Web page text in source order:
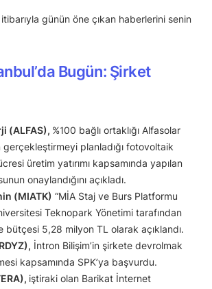
günün öne çıkan haberlerini senin
Bugün: Şirket
(ALFAS), %100 bağlı ortaklığı Alfasolar
gerçekleştirmeyi planladığı fotovoltaik
üretim yatırımı kapsamında yapılan
onaylandığını açıkladı.
(MIATK) “MİA Staj ve Burs Platformu
Teknopark Yönetimi tarafından
bütçesi 5,28 milyon TL olarak açıklandı.
İntron Bilişim’in şirkete devrolmak
kapsamında SPK’ya başvurdu.
iştiraki olan Barikat İnternet